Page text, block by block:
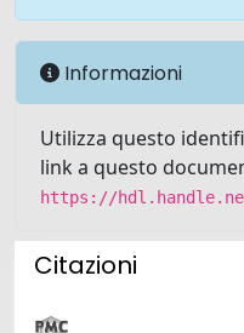
Informazioni
Utilizza questo
link a questo
https://
Citazioni